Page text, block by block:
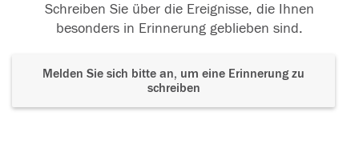
Schreiben Sie über die Ereignisse, die Ihnen
besonders in Erinnerung geblieben sind.
Melden Sie sich bitte an, um eine Erinnerung zu
schreiben